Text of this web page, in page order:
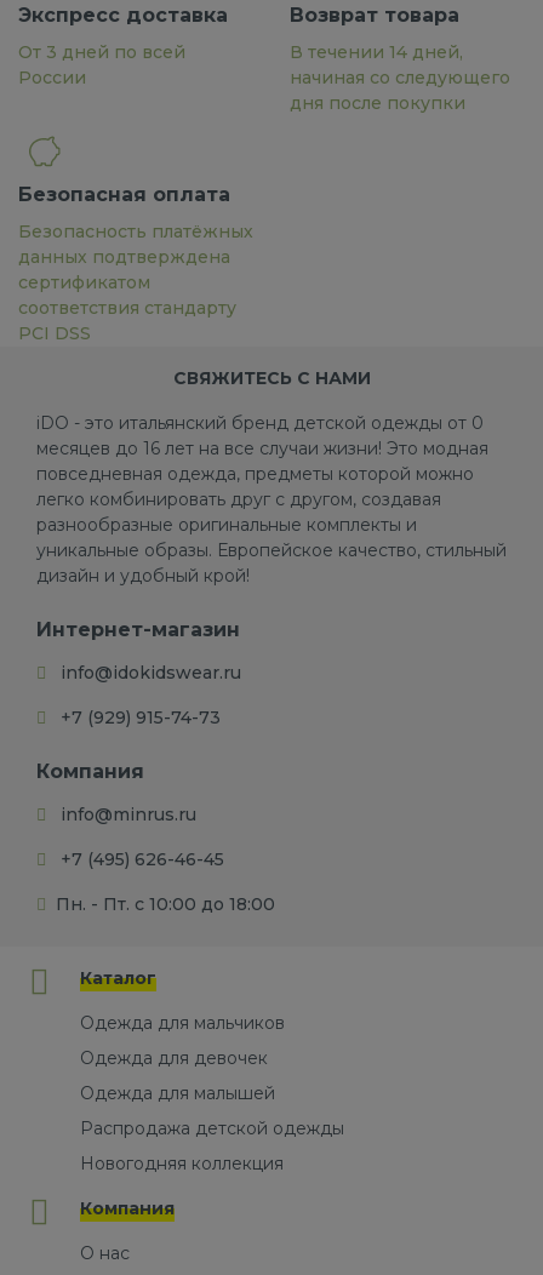
Экспресс доставка
От 3 дней по всей
России
Возврат товара
В течении 14 дней,
начиная со следующего
дня после покупки
Безопасная оплата
Безопасность платёжных
данных подтверждена
сертификатом
соответствия стандарту
PCI DSS
СВЯЖИТЕСЬ С НАМИ
iDO - это итальянский бренд детской одежды от 0
месяцев до 16 лет на все случаи жизни! Это модная
повседневная одежда, предметы которой можно
легко комбинировать друг с другом, создавая
разнообразные оригинальные комплекты и
уникальные образы. Европейское качество, стильный
дизайн и удобный крой!
Интернет-магазин
info@idokidswear.ru
+7 (929) 915-74-73
Компания
info@minrus.ru
+7 (495) 626-46-45
Пн. - Пт. с 10:00 до 18:00
Каталог
Одежда для мальчиков
Одежда для девочек
Одежда для малышей
Распродажа детской одежды
Новогодняя коллекция
Компания
О нас